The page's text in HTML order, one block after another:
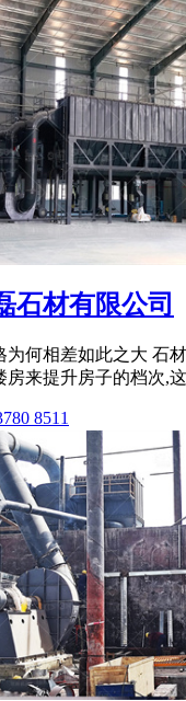
石材有限公司
为何相差如此之大 石
房来提升房子的档次,
8511